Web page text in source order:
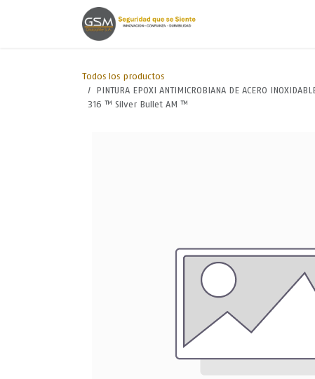
Ir al contenido
Todos los productos
PINTURA EPOXI ANTIMICROBIANA DE ACERO
316 ™ Silver Bullet AM ™